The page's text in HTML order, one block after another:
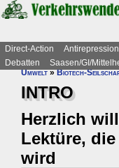
Direct-Action Antirepression
Debatten
Saasen/GI/
Umwelt»Biotech-
INTRO
Herzlich
Lektüre,
wird